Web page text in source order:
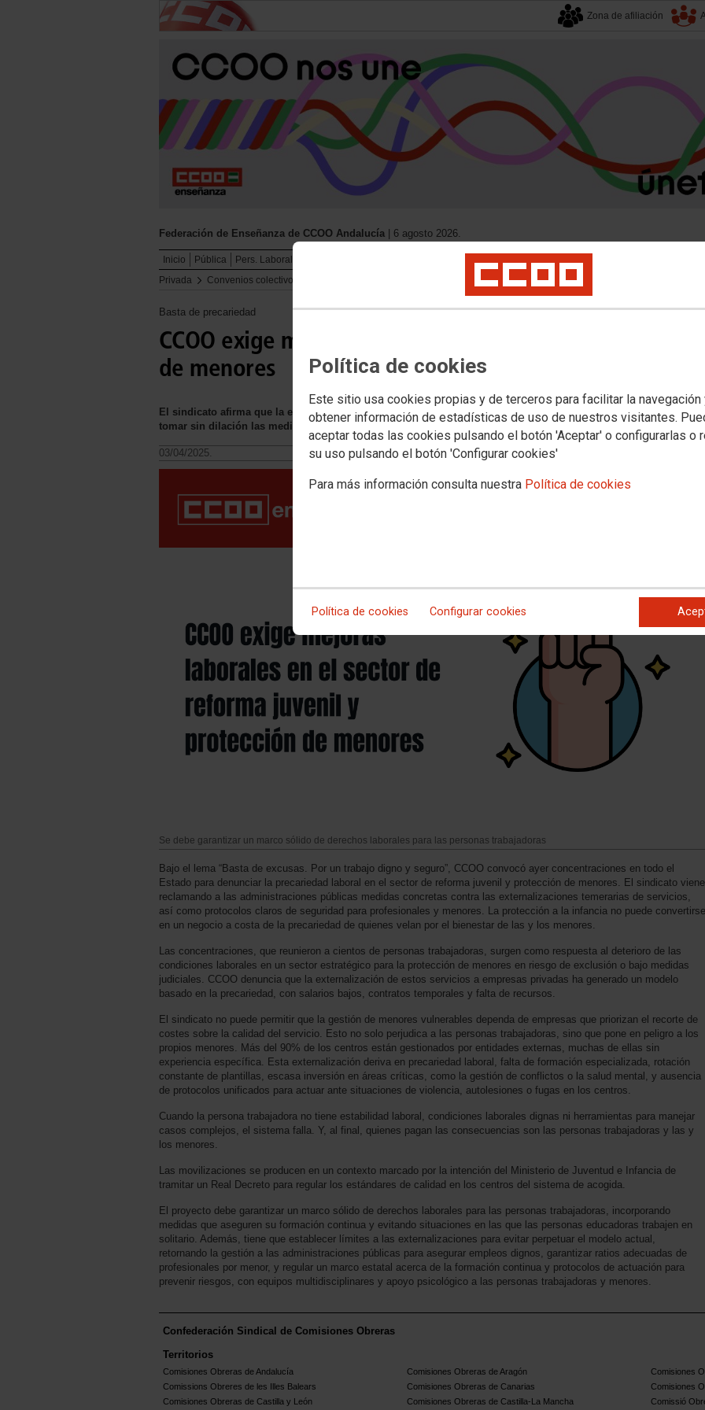
Política de cookies
Este sitio usa cookies propias y de terceros para facilitar la navegación
obtener información de estadísticas de uso de nuestros visitantes.
aceptar todas las cookies pulsando el botón 'Aceptar' o configurarlas o
su uso pulsando el botón 'Configurar cookies'
Para más información consulta nuestra Política de cookies
Política de cookies Configurar cookies
Zona de afiliación
Federación de Enseñanza de CCOO Andalucía | 6 agosto 2026.
Inicio Pública Pers. Laboral C. Educativos
Privada
Convenios colectivos, tablas salariales e Información sectorizada Reforma Juvenil y Protección de Menores
Basta de precariedad
CCOO exige mejoras laborales en el sector de
de menores
El sindicato afirma que la externalización precariza el servicio y pone en riesgo a personas trabajadoras y
tomar sin dilación las medidas necesarias.
03/04/2025.
Se debe garantizar un marco sólido de derechos laborales para las personas trabajadoras
Bajo el lema “Basta de excusas. Por un trabajo digno y seguro”, CCOO convocó ayer concentraciones en todo el
Estado para denunciar la precariedad laboral en el sector de reforma juvenil y protección de menores. El sindicato viene
reclamando a las administraciones públicas medidas concretas contra las externalizaciones temerarias de servicios,
así como protocolos claros de seguridad para profesionales y menores. La protección a la infancia no puede convertirse
en un negocio a costa de la precariedad de quienes velan por el bienestar de las y los menores.
Las concentraciones, que reunieron a cientos de personas trabajadoras, surgen como respuesta al deterioro de las
condiciones laborales en un sector estratégico para la protección de menores en riesgo de exclusión o bajo medidas
judiciales. CCOO denuncia que la externalización de estos servicios a empresas privadas ha generado un modelo
basado en la precariedad, con salarios bajos, contratos temporales y falta de recursos.
El sindicato no puede permitir que la gestión de menores vulnerables dependa de empresas que priorizan el recorte de
costes sobre la calidad del servicio. Esto no solo perjudica a las personas trabajadoras, sino que pone en peligro a los
propios menores. Más del 90% de los centros están gestionados por entidades externas, muchas de ellas sin
experiencia específica. Esta externalización deriva en precariedad laboral, falta de formación especializada, rotación
constante de plantillas, escasa inversión en áreas críticas, como la gestión de conflictos o la salud mental, y ausencia
de protocolos unificados para actuar ante situaciones de violencia, autolesiones o fugas en los centros.
Cuando la persona trabajadora no tiene estabilidad laboral, condiciones laborales dignas ni herramientas para manejar
casos complejos, el sistema falla. Y, al final, quienes pagan las consecuencias son las personas trabajadoras y las y
los menores.
Las movilizaciones se producen en un contexto marcado por la intención del Ministerio de Juventud e Infancia de
tramitar un Real Decreto para regular los estándares de calidad en los centros del sistema de acogida.
El proyecto debe garantizar un marco sólido de derechos laborales para las personas trabajadoras, incorporando
medidas que aseguren su formación continua y evitando situaciones en las que las personas educadoras trabajen en
solitario. Además, tiene que establecer límites a las externalizaciones para evitar perpetuar el modelo actual,
retornando la gestión a las administraciones públicas para asegurar empleos dignos, garantizar ratios adecuadas de
profesionales por menor, y regular un marco estatal acerca de la formación continua y protocolos de actuación para
prevenir riesgos, con equipos multidisciplinares y apoyo psicológico a las personas trabajadoras y menores.
Confederación Sindical de Comisiones Obreras
Territorios
Comisiones Obreras de Andalucía Comisiones Obreras de Aragón
Comisiones
Comissions Obreres de les Illes Balears
Comisiones Obreras de Canarias
Comisiones
Comisiones Obreras de Castilla y León
Comisiones Obreras de Castilla-La Mancha Comissió